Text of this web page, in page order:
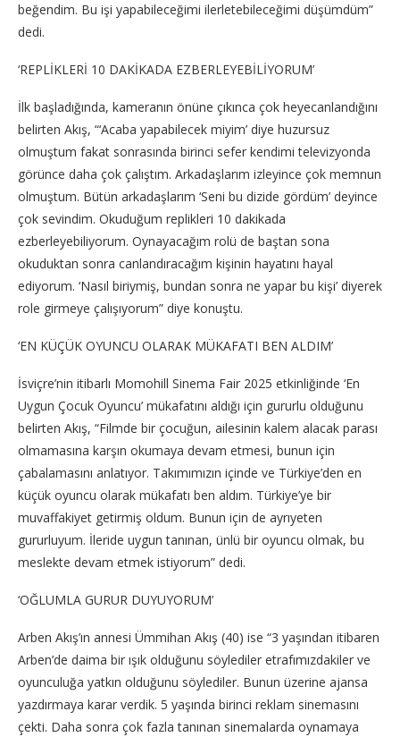
beğendim. Bu işi yapabileceğimi ilerletebileceğimi düşümdüm”
dedi.
‘REPLİKLERİ 10 DAKİKADA EZBERLEYEBİLİYORUM’
İlk başladığında, kameranın önüne çıkınca çok heyecanlandığını
belirten Akış, “‘Acaba yapabilecek miyim’ diye huzursuz
olmuştum fakat sonrasında birinci sefer kendimi televizyonda
görünce daha çok çalıştım. Arkadaşlarım izleyince çok memnun
olmuştum. Bütün arkadaşlarım ‘Seni bu dizide gördüm’ deyince
çok sevindim. Okuduğum replikleri 10 dakikada
ezberleyebiliyorum. Oynayacağım rolü de baştan sona
okuduktan sonra canlandıracağım kişinin hayatını hayal
ediyorum. ‘Nasıl biriymiş, bundan sonra ne yapar bu kişi’ diyerek
role girmeye çalışıyorum” diye konuştu.
‘EN KÜÇÜK OYUNCU OLARAK MÜKAFATI BEN ALDIM’
İsviçre’nin itibarlı Momohill Sinema Fair 2025 etkinliğinde ‘En
Uygun Çocuk Oyuncu’ mükafatını aldığı için gururlu olduğunu
belirten Akış, “Filmde bir çocuğun, ailesinin kalem alacak parası
olmamasına karşın okumaya devam etmesi, bunun için
çabalamasını anlatıyor. Takımımızın içinde ve Türkiye’den en
küçük oyuncu olarak mükafatı ben aldım. Türkiye’ye bir
muvaffakiyet getirmiş oldum. Bunun için de ayrıyeten
gururluyum. İleride uygun tanınan, ünlü bir oyuncu olmak, bu
meslekte devam etmek istiyorum” dedi.
‘OĞLUMLA GURUR DUYUYORUM’
Arben Akış’ın annesi Ümmihan Akış (40) ise “3 yaşından itibaren
Arben’de daima bir ışık olduğunu söylediler etrafımızdakiler ve
oyunculuğa yatkın olduğunu söylediler. Bunun üzerine ajansa
yazdırmaya karar verdik. 5 yaşında birinci reklam sinemasını
çekti. Daha sonra çok fazla tanınan sinemalarda oynamaya